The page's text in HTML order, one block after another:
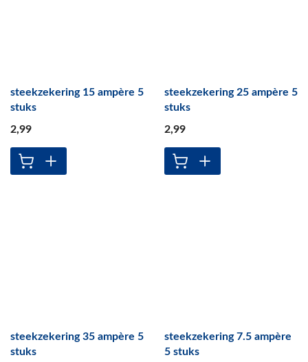
steekzekering 15 ampère 5
stuks
2,99
steekzekering 25 ampère 5
stuks
2,99
steekzekering 35 ampère 5
stuks
steekzekering 7.5 ampère
5 stuks